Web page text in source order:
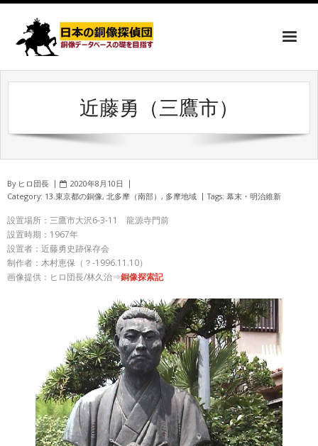
近藤勇（三鷹市）
By ヒロ団長
2020年8月10日
Category: 13.東京都の銅像, 北多摩（南部） , 多摩地域 Tags: 幕末・明治維新
設置場所：三鷹市大沢6-3-11 龍源寺門前
設置時期：1967年
設置者：近藤勇史跡保存会
制作者：木村恵保（？-1996.11.10）
画像提供：ヒロ団長/林久治⇒銅像探索記